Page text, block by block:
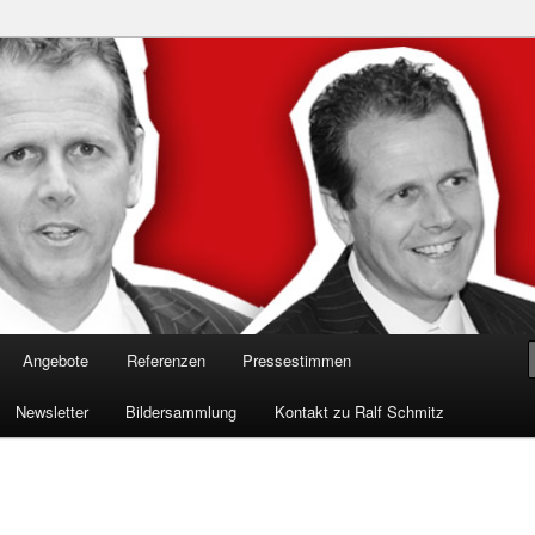
für Hackervorträge &
🛡️
in die Welt der Cybersicherheit mit Ralf Schmitz. Erleben Sie Live-
& schützen Sie sich effektiv.
Angebote Referenzen Pressestimmen
Newsletter Bildersammlung Kontakt zu Ralf Schmitz